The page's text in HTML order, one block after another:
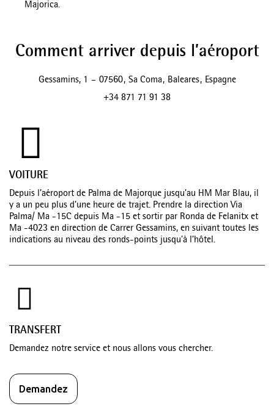
Majorica.
Comment arriver depuis l’aéroport
Gessamins, 1 – 07560, Sa Coma, Baleares, Espagne
+34 871 71 91 38
VOITURE
Depuis l’aéroport de Palma de Majorque jusqu’au HM Mar Blau, il
y a un peu plus d’une heure de trajet. Prendre la direction Via
Palma/ Ma -15C depuis Ma -15 et sortir par Ronda de Felanitx et
Ma -4023 en direction de Carrer Gessamins, en suivant toutes les
indications au niveau des ronds-points jusqu’à l’hôtel.
TRANSFERT
Demandez notre service et nous allons vous chercher.
Demandez